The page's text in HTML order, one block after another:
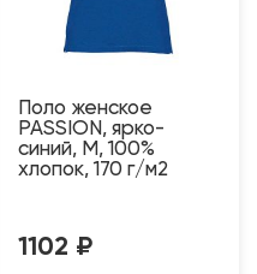
Поло женское
PASSION, ярко-
синий, M, 100%
хлопок, 170 г/м2
1102 ₽